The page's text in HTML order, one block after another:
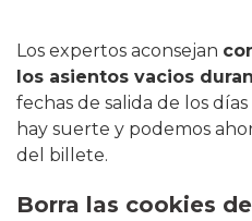
Los expertos aconsejan
los asientos vacios
fechas de salida de los
hay suerte y podemos
del billete.
Borra las cookies